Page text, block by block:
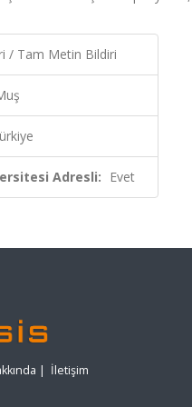
/ Tam Metin Bildiri
Adresli: Evet
| İletişim